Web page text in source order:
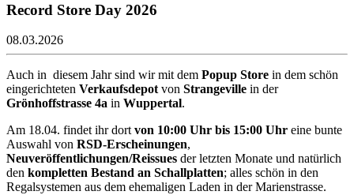
Record Store Day 2026
08.03.2026
Auch in diesem Jahr sind wir mit dem Popup Store in dem schön
eingerichteten Verkaufsdepotvon Strangeville in der
Grönhoffstrasse 4a in Wuppertal.
Am 18.04. findet ihr dortvon 10:00 Uhr bis 15:00 Uhr eine bunte
Auswahl von RSD-Erscheinungen,
Neuveröffentlichungen/Reissues der letzten Monate und natürlich
den kompletten Bestand an Schallplatten; alles schön in den
Regalsystemen aus dem ehemaligen Laden in der Marienstrasse.